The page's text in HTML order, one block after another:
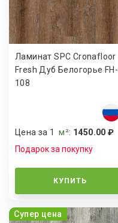
Ламинат SPC Cronafloor
Fresh Дуб Белогорье FH-
108
Цена за 1м²: 1450.00 ₽
Подарок за покупку
КУПИТЬ
Супер цена